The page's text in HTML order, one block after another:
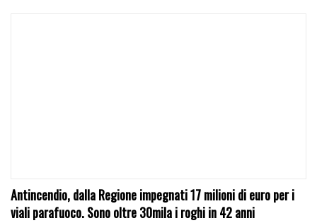
Antincendio, dalla Regione impegnati 17 milioni di euro per i
viali parafuoco. Sono oltre 30mila i roghi in 42 anni